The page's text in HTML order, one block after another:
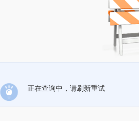
正在查询中，请刷新重试